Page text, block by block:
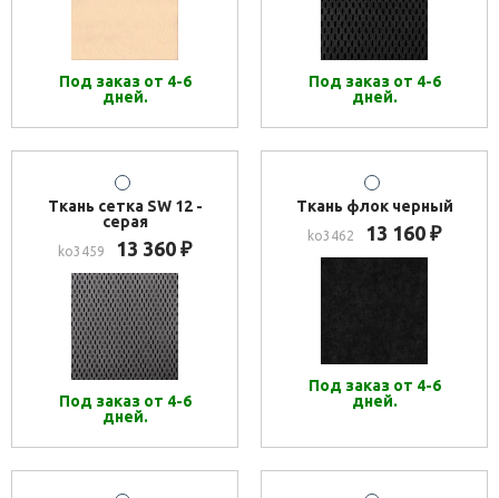
Под заказ от 4-6
дней.
Под заказ от 4-6
дней.
Ткань сетка SW 12 -
серая
ko3459 13 360 ₽
Под заказ от 4-6
дней.
Ткань флок черный
ko3462 13 160 ₽
Под заказ от 4-6
дней.